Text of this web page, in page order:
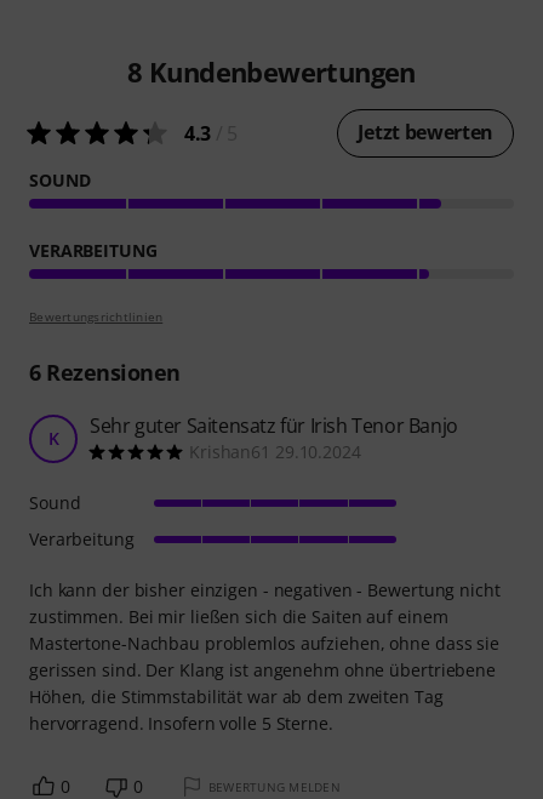
8 Kundenbewertungen
4.3 Jetzt bewerten
SOUND
VERARBEITUNG
Bewertungsrichtlinien
6Rezensionen
K Sehr guter Saitensatz für Irish Tenor Banjo
Krishan61 29.10.2024
Ich kann der bisher einzigen - negativen - Bewertung nicht
zustimmen. Bei mir ließen sich die Saiten auf einem
Mastertone-Nachbau problemlos aufziehen, ohne dass sie
gerissen sind. Der Klang ist angenehm ohne übertriebene
Höhen, die Stimmstabilität war ab dem zweiten Tag
hervorragend. Insofern volle 5 Sterne.
Sound
Verarbeitung
0 0 BEWERTUNG MELDEN